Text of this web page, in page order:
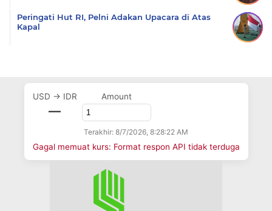
Peringati Hut RI, Pelni Adakan Upacara di Atas
Kapal
USD → IDR
—
Amount
Terakhir: 8/7/2026, 8:28:22 AM
Gagal memuat kurs: Format respon API tidak terduga